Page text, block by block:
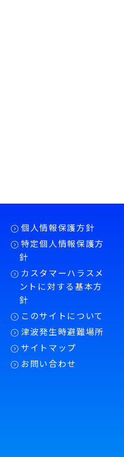
個人情報保護方針
特定個人情報保護方
針
カスタマーハラスメ
ントに対する基本方
針
このサイトについて
津波発生時避難場所
サイトマップ
お問い合わせ